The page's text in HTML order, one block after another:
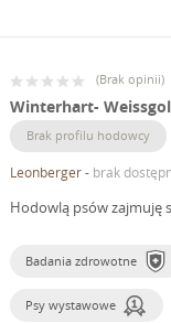
(Brak opinii)
Winterhart-
Brak profilu hodowcy
Leonberger- brak
Hodowlą psów zajmuję
Badania zdrowotne
Psy wystawowe